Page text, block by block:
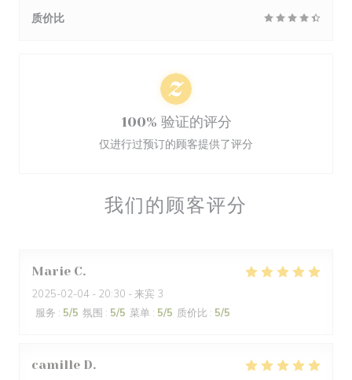
我们的顾客评分
Marie C
2025-02-04 - 20:30 - 来宾 3
服务 : 5/5 氛围 : 5/5 菜单 : 5/5 质价比 : 5/5
camille D
质价比
100% 验证的评分
仅进行过预订的顾客提供了评分